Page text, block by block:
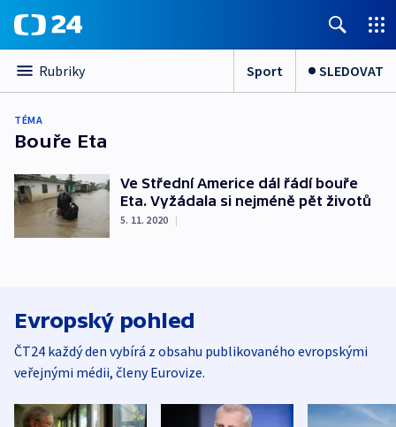
Rubriky Sport SLEDOVAT
TÉMA
Bouře Eta
Ve Střední Americe dál řádí bouře
Eta. Vyžádala si nejméně pět životů
5. 11. 2020 |
Evropský pohled
ČT24 každý den vybírá z obsahu publikovaného evropskými
veřejnými médii, členy Eurovize.